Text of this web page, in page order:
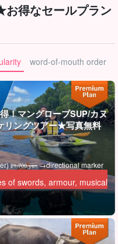
得なセールプラン
word-of-mouth order
！マングローブSUP/カヌ
リングツアー★写真無料
21,700 yen→directional marker
of swords, armour, musical